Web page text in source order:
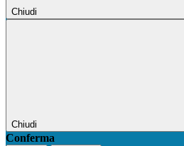
Chiudi
Chiudi
Conferma